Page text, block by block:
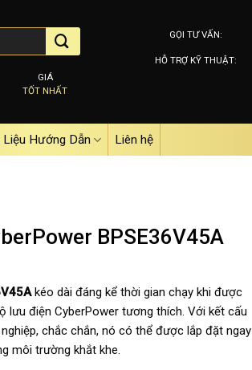
GIÁ
TỐT NHẤT
GỌI TƯ VẤN:
HỖ TRỢ KỸ THUẬT:
Liệu Hướng Dẫn Liên hệ
BPSE36V45A
kéo dài đáng kể thời gian chạy khi được
lưu điện CyberPower tương thích. Với kết cấu
chắc chắn, nó có thể được lắp đặt ngay
môi trường khắt khe.